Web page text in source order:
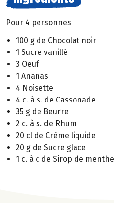
Pour 4 personnes
100 g de Chocolat noir
1 Sucre vanillé
3 Oeuf
1 Ananas
4 Noisette
4 c. à s. de Cassonade
35 g de Beurre
2 c. à s. de Rhum
20 cl de Crème liquide
20 g de Sucre glace
1 c. à c de Sirop de menthe